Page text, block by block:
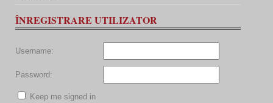
ÎNREGISTRARE UTILIZATOR
Username:
Password:
Keep me signed in